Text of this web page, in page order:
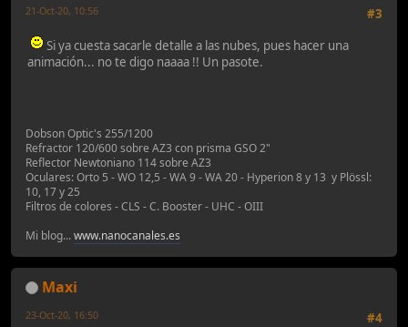
#3
21-Oct-20, 10:56
Si ya cuesta sacarle detalle a las nubes, pues hacer una
animación... no te digo naaaa !! Un pasote.
Dobson Optic's 255/1200
Refractor 120/600 sobre AZ3 con prisma GSO 2"
Reflector Newtoniano 114 sobre AZ3
Oculares: Orto 5 - WO 12,5 - WA 9 - WA 20 - Hyperion 8 y 13 y Plössl:
10, 17 y 25
Filtros de colores - CLS - C. Booster - UHC - OIII
Mi blog...www.nanocanales.es
Maxi
#4
23-Oct-20, 16:50